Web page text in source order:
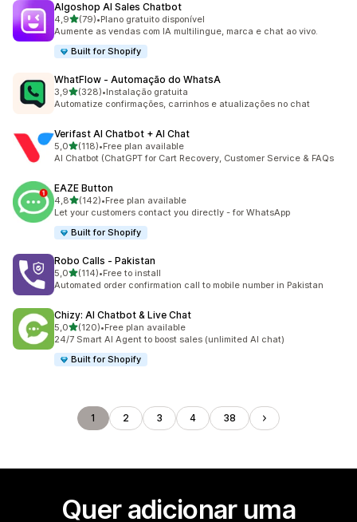
Algoshop AI Sales Chatbot
4,9de 5 estrelas
(79)
79 total de avaliações
•Plano gratuito disponível
Aumente as vendas com IA multilingue, marca e chat ao vivo.
Built for Shopify
WhatFlow ‑ Automação do WhatsA
3,9de 5 estrelas
(328)
328 total de avaliações
•Instalação gratuita
Automatize confirmações, carrinhos e atualizações no chat
Verifast AI Chatbot + AI Chat
5,0de 5 estrelas
(118)
118 total de avaliações
•Free plan available
AI Chatbot (ChatGPT for Cart Recovery, Customer Service & FAQs
EAZE Button
4,8de 5 estrelas
(142)
142 total de avaliações
•Free plan available
Let your customers contact you directly - for WhatsApp
Built for Shopify
Robo Calls ‑ Pakistan
5,0de 5 estrelas
(114)
114 total de avaliações
•Free to install
Automated order confirmation call to mobile number in Pakistan
Chizy: AI Chatbot & Live Chat
5,0de 5 estrelas
(120)
120 total de avaliações
•Free plan available
24/7 Smart AI Agent to boost sales (unlimited AI chat)
Built for Shopify
1 2 3 4 38
Quer adicionar uma